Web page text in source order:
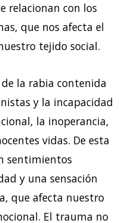
relacionan con los
que nos afecta el
tejido social.
la rabia contenida
y la incapacidad
la inoperancia,
vidas. De esta
sentimientos
y una sensación
que afecta nuestro
El trauma no